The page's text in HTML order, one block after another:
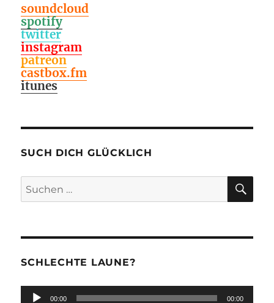
soundcloud
spotify
twitter
instagram
patreon
castbox.fm
itunes
SUCH DICH GLÜCKLICH
Suchen
nach:
SCHLECHTE LAUNE?
Audio-00:00 00:00